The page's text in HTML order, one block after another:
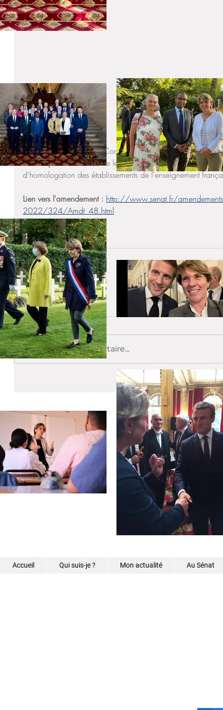
Dans le cadre de la PPL Combattre le harcèlement scolaire,
été adopté ! La lutte contre le harcèlement scolaire
d'homologation des établissements de l'enseignement
Lien vers l'amendement : http://www.senat.fr/
2022/324/Amdt_48.html
Actualités
Education
Sénat
Commentaires
Rédigez un commentaire...
Accueil Qui suis-je ? Mon actualité Au Sénat